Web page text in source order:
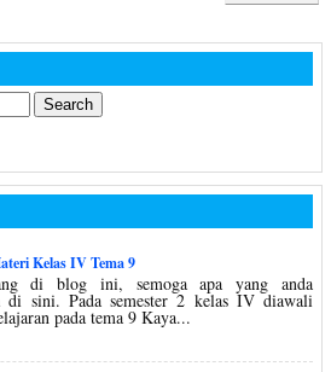
Kelas IV Tema 9
di blog ini, semoga apa yang anda
di sini. Pada semester 2 kelas IV diawali
pada tema 9 Kaya...